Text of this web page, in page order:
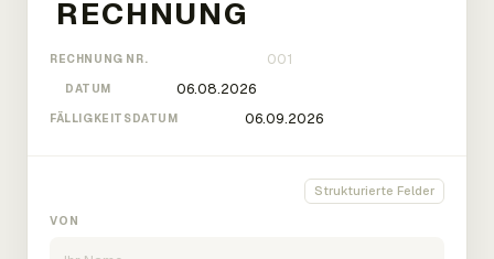
RECHNUNG NR.
DATUM
FÄLLIGKEITSDATUM
Strukturierte Felder
VON